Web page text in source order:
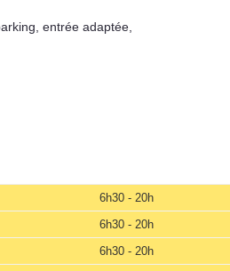
entrée adaptée,
6h30 - 20h
6h30 - 20h
6h30 - 20h